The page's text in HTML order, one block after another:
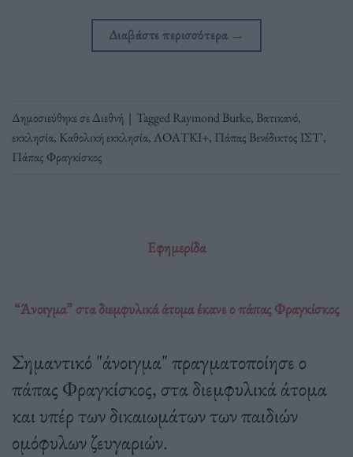
Διαβάστε περισσότερα →
Δημοσιεύθηκε σεΔιεθνή | TaggedRaymond Burke, Βατικανό,
εκκλησία, Καθολική εκκλησία,ΛΟΑΤΚΙ+, Πάπας Βενέδικτος ΙΣΤ',
Πάπας Φραγκίσκος
Εφημερίδα
“Άνοιγμα” στα διεμφυλικά άτομα έκανε ο πάπας Φραγκίσκος
Σημαντικό "άνοιγμα" πραγματοποίησε ο
πάπας Φραγκίσκος, στα διεμφυλικά άτομα
και υπέρ των δικαιωμάτων των παιδιών
ομόφυλων ζευγαριών.